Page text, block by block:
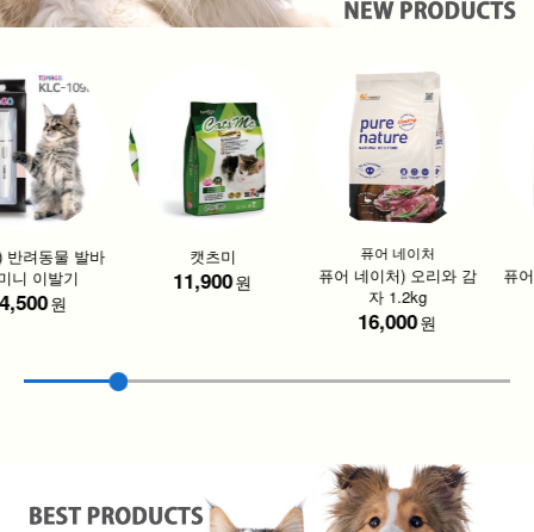
려동물 발바
이발기
원
캣츠미
11,900원
퓨어 네이처
퓨어 네이처) 오리와 감
자 1.2kg
16,000원
퓨